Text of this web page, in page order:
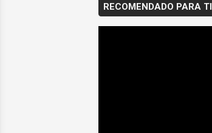
RECOMENDADO PARA TI